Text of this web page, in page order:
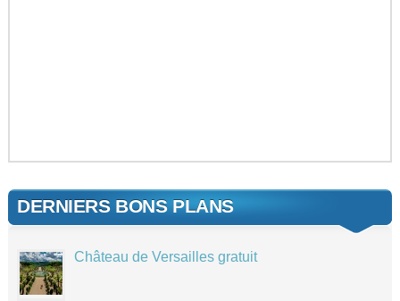
DERNIERS BONS PLANS
Château de Versailles gratuit